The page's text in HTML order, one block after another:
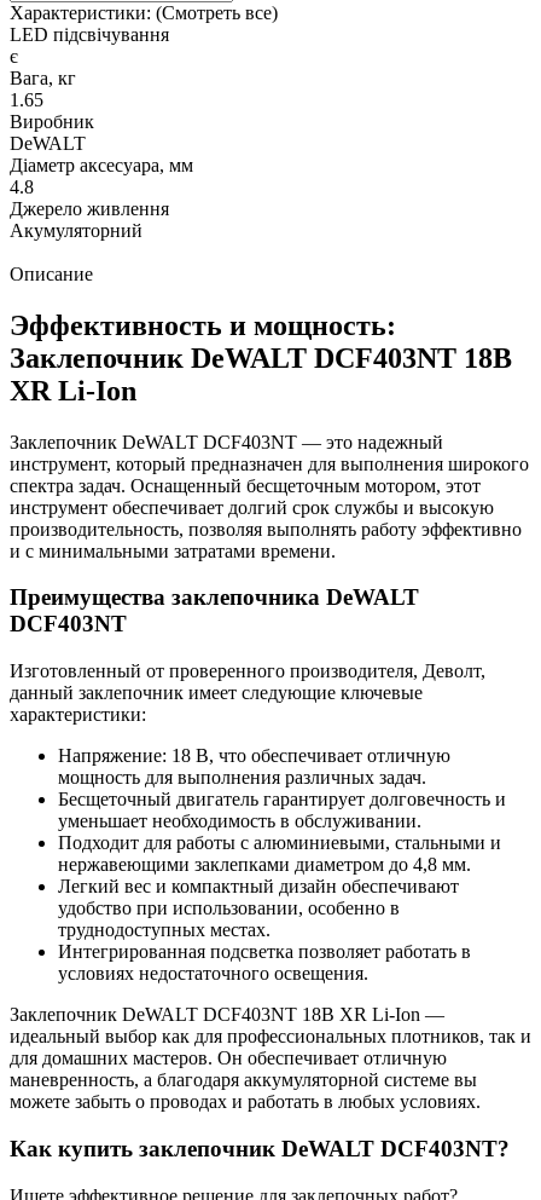
Характеристики: (Смотреть все)
LED підсвічування
є
Вага, кг
1.65
Виробник
DeWALT
Діаметр аксесуара, мм
4.8
Джерело живлення
Акумуляторний
Описание
Эффективность и мощность:
Заклепочник DeWALT DCF403NT 18В
XR Li-Ion
Заклепочник DeWALT DCF403NT — это надежный
инструмент, который предназначен для выполнения широкого
спектра задач. Оснащенный бесщеточным мотором, этот
инструмент обеспечивает долгий срок службы и высокую
производительность, позволяя выполнять работу эффективно
и с минимальными затратами времени.
Преимущества заклепочника DeWALT
DCF403NT
Изготовленный от проверенного производителя, Деволт,
данный заклепочник имеет следующие ключевые
характеристики:
Напряжение: 18 В, что обеспечивает отличную
мощность для выполнения различных задач.
Бесщеточный двигатель гарантирует долговечность и
уменьшает необходимость в обслуживании.
Подходит для работы с алюминиевыми, стальными и
нержавеющими заклепками диаметром до 4,8 мм.
Легкий вес и компактный дизайн обеспечивают
удобство при использовании, особенно в
труднодоступных местах.
Интегрированная подсветка позволяет работать в
условиях недостаточного освещения.
Заклепочник DeWALT DCF403NT 18В XR Li-Ion —
идеальный выбор как для профессиональных плотников, так и
для домашних мастеров. Он обеспечивает отличную
маневренность, а благодаря аккумуляторной системе вы
можете забыть о проводах и работать в любых условиях.
Как купить заклепочник DeWALT DCF403NT?
Ищете эффективное решение для заклепочных работ?